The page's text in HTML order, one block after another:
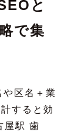
と
で集
区名＋業
すると効
屋駅 歯